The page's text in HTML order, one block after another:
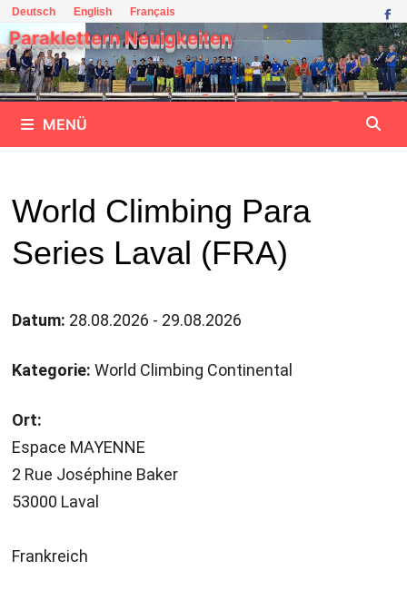
Zum
Inhalt
springen
Deutsch English Français
Paraklettern Neuigkeiten
MENÜ
World Climbing Para
Series Laval (FRA)
Datum: 28.08.2026 - 29.08.2026
Kategorie: World Climbing Continental
Ort:
Espace MAYENNE
2 Rue Joséphine Baker
53000 Laval
Frankreich